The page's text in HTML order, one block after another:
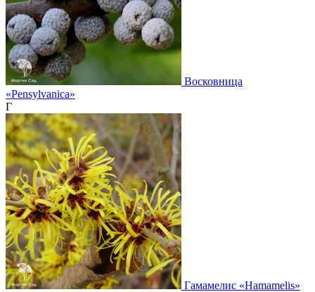
Восковница
«Pensylvanica»
Г
Гамамелис «Hamamelis»